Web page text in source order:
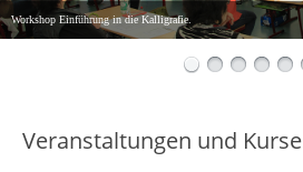
Workshop Einführung in die Kalligrafie.
Veranstaltungen und Kurse